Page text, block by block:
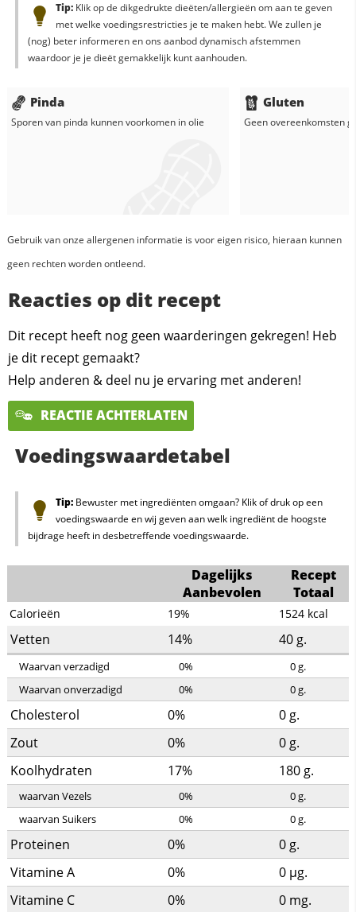
Tip:Klik op de dikgedrukte dieëten/allergieën om aan te geven
met welke voedingsrestricties je te maken hebt. We zullen je
(nog) beter informeren en ons aanbod dynamisch afstemmen
waardoor je je dieët gemakkelijk kunt aanhouden.
Pinda
Sporen van pinda kunnen voorkomen inolie
Gluten
Geen overeenkomsten
Gebruik van onze allergenen informatie is voor eigen risico, hieraan kunnen
geen rechten worden ontleend.
Reacties op dit recept
Dit recept heeft nog geen waarderingen gekregen! Heb
je dit recept gemaakt?
Help anderen & deel nu je ervaring met anderen!
REACTIE ACHTERLATEN
Voedingswaardetabel
Tip:Bewuster met ingrediënten omgaan? Klik of druk op een
voedingswaarde en wij geven aan welk ingrediënt de hoogste
bijdrage heeft in desbetreffende voedingswaarde.
Dagelijks
Aanbevolen
Recept
Totaal
Calorieën 19% 1524 kcal
Vetten 14% 40 g.
Waarvan verzadigd 0% 0g.
Waarvan onverzadigd
0% 0g.
Cholesterol 0% 0 g.
Zout
0% 0 g.
Koolhydraten
17% 180 g.
waarvan Vezels 0% 0g.
waarvan Suikers
0% 0g.
Proteinen 0% 0 g.
Vitamine A
0% 0 µg.
Vitamine C
0% 0 mg.